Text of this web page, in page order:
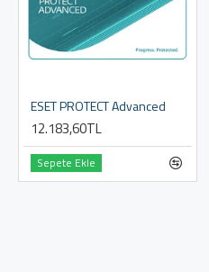
ESET PROTECT Advanced
12.183,60TL
Sepete Ekle